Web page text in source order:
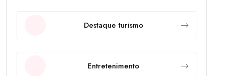
Destaque turismo
Entretenimento